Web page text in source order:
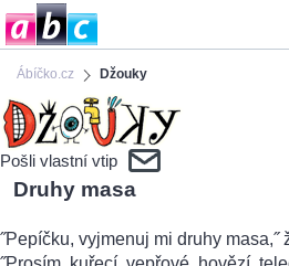
Ábíčko.cz Džouky
Pošli vlastní vtip
Druhy masa
˝Pepíčku, vyjmenuj mi druhy masa,˝